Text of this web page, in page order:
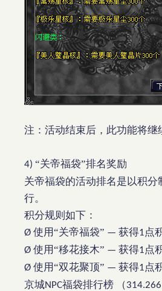
注：活动结束后，此功能将继
4) “关帝福袋”排名奖励
关帝福袋的活动排名是以积
行。
积分规则如下：
Ø 使用“关帝福袋” — 获得1点
Ø 使用“移花接木” — 获得1点
Ø 使用“双花聚顶” — 获得1点
京城NPC福袋排行榜 （314.266